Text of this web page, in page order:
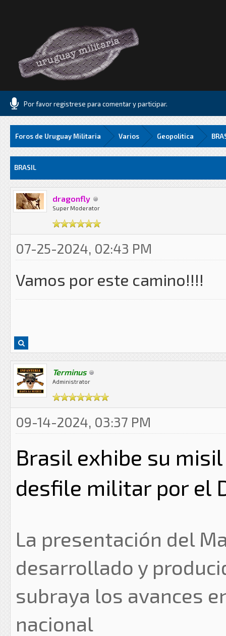
Por favor registrese para comentar y participar.
Foros de Uruguay Militaria Varios Geopolitica
BRASIL
dragonfly
Super Moderator
07-25-2024, 02:43 PM
Vamos por este camino!!!!
Terminus
Administrator
09-14-2024, 03:37 PM
Brasil exhibe su
desfile militar por el
La presentación del
desarrollado y
subraya los avances
nacional